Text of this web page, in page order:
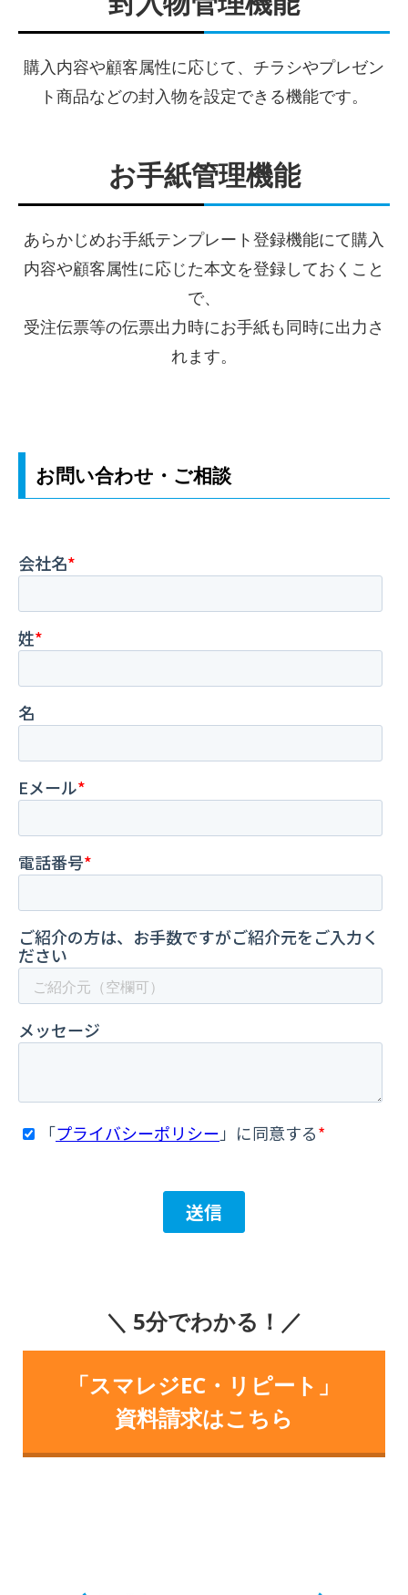
購入内容や顧客属性に応じて、チラシやプレゼン
ト商品などの封入物を設定できる機能です。
お手紙管理機能
あらかじめお手紙テンプレート登録機能にて購入
内容や顧客属性に応じた本文を登録しておくこと
で、
受注伝票等の伝票出力時にお手紙も同時に出力さ
れます。
お問い合わせ・ご相談
＼ 5分でわかる！／
「スマレジEC・リピート」
資料請求はこちら